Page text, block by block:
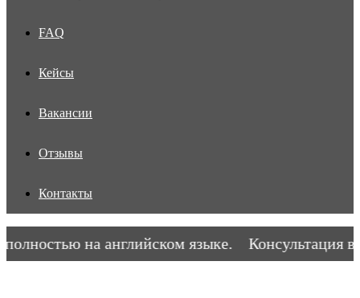
FAQ
Кейсы
Вакансии
Отзывы
Контакты
на английском языке. Консультация